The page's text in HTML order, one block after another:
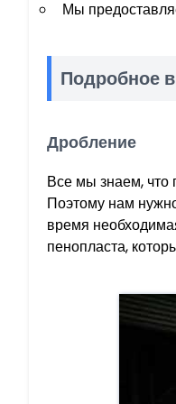
Мы
Подробное
Дробление
Все мы знаем, что
Поэтому нам
время
пенопласта,